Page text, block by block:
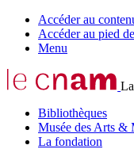
Accéder au
Accéder au pied
Menu
Bibliothèques
Musée des Arts &
La fondation